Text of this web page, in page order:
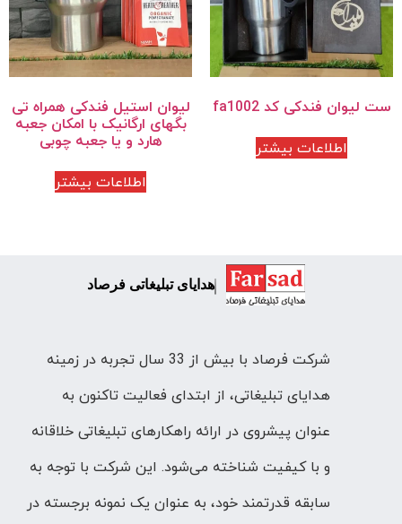
ست لیوان فندکی کد fa1002
اطلاعات بیشتر
لیوان استیل فندکی همراه تی
بگهای ارگانیک با امکان جعبه
هارد و یا جعبه چوبی
اطلاعات بیشتر
هدایای تبلیغاتی فرصاد
شرکت فرصاد با بیش از 33 سال تجربه در زمینه
هدایای تبلیغاتی، از ابتدای فعالیت تاکنون به
عنوان پیشروی در ارائه راهکارهای تبلیغاتی خلاقانه
و با کیفیت شناخته می‌شود. این شرکت با توجه به
سابقه قدرتمند خود، به عنوان یک نمونه برجسته در